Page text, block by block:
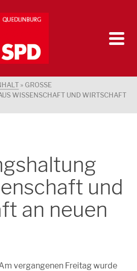
» GROSSE E
WISSENSCHAFT UND WIRTSCHAFT A
und
an neuen
vergangenen Freitag wurde